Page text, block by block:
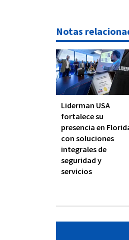
Notas
Liderman USA
fortalece su
presencia en
con soluciones
integrales de
seguridad y
servicios